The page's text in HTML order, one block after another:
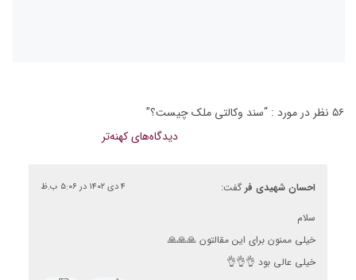
۵۶ نظر در مورد : “ سند وکالتی ملک چیست؟”
دیدگاه‌های کهنه‌تر
احسان شهیدی فر گفت: ۴ دی ۱۴۰۲ در ۵:۰۶ ب.ظ
سلام
خیلی ممنون برای این مقالتون 🙏🙏🙏
خیلی عالی بود 👌👌👌